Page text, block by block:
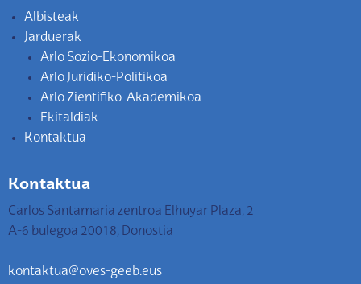
Albisteak
Jarduerak
Arlo Sozio-Ekonomikoa
Arlo Juridiko-Politikoa
Arlo Zientifiko-Akademikoa
Ekitaldiak
Kontaktua
Kontaktua
Carlos Santamaria zentroa Elhuyar Plaza, 2
A-6 bulegoa 20018, Donostia
kontaktua@oves-geeb.eus